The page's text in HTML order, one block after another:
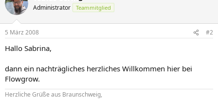
Administrator Teammitglied
5 März 2008 #2
Hallo Sabrina,
dann ein nachträgliches herzliches Willkommen hier bei
Flowgrow.
Herzliche Grüße aus Braunschweig,